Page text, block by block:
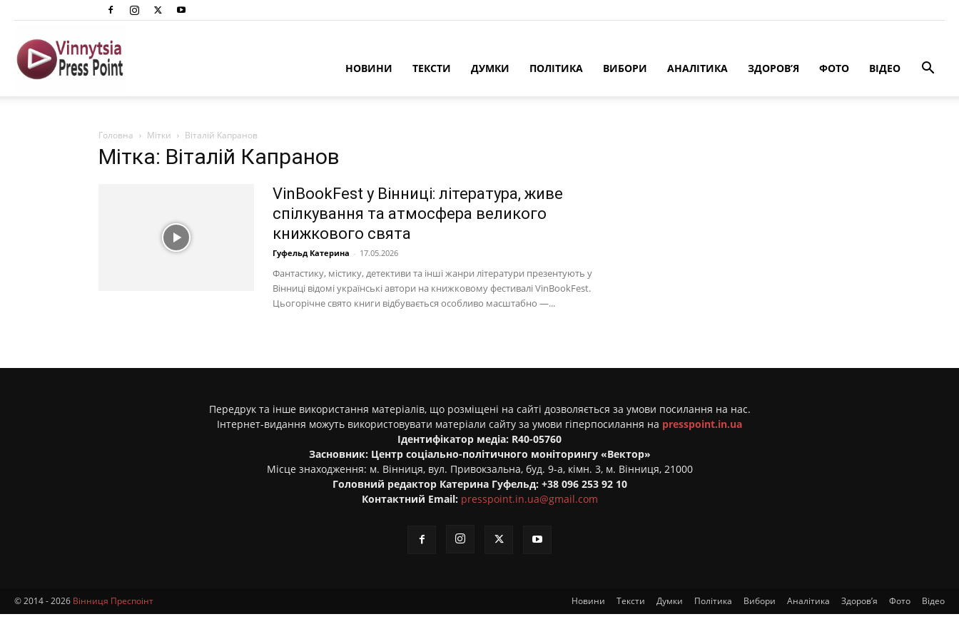
Преспоінт
НОВИНИ ТЕКСТИ ДУМКИ ПОЛІТИКА ВИБОРИ АНАЛІТИКА ЗДОРОВ’Я ФОТО ВІДЕО
Головна Мітки Віталій Капранов
Мітка: Віталій Капранов
VinBookFest у Вінниці: література, живе
спілкування та атмосфера великого
книжкового свята
Гуфельд Катерина - 17.05.2026
Фантастику, містику, детективи та інші жанри літератури презентують у
Вінниці відомі українські автори на книжковому фестивалі VinBookFest.
Цьогорічне свято книги відбувається особливо масштабно —...
Передрук та інше використання матеріалів, що розміщені на сайті дозволяється за умови посилання на нас.
Інтернет-видання можуть використовувати матеріали сайту за умови гіперпосилання на presspoint.in.ua
Ідентифікатор медіа: R40-05760
Засновник: Центр соціально-політичного моніторингу «Вектор»
Місце знаходження: м. Вінниця, вул. Привокзальна, буд. 9-а, кімн. 3, м. Вінниця, 21000
Головний редактор Катерина Гуфельд: +38 096 253 92 10
Контактний Email: presspoint.in.ua@gmail.com
Новини Тексти Думки Політика Вибори Аналітика Здоров’я Фото Відео
© 2014 - 2026 Вінниця Преспоінт